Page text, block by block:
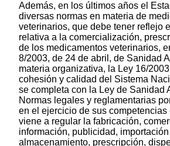
Además, en los últimos años el
diversas normas en materia de
veterinarios, que debe tener reflejo
relativa a la comercialización,
de los medicamentos veterinarios,
8/2003, de 24 de abril, de Sanidad
materia organizativa, la Ley 16/
cohesión y calidad del Sistema
se completa con la Ley de Sanidad
Normas legales y reglamentarias
en el ejercicio de sus
viene a regular la fabricación,
información, publicidad,
almacenamiento, prescripción,